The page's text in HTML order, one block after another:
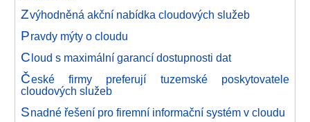
Zvýhodněná akční nabídka cloudových služeb
Pravdy mýty o cloudu
Cloud s maximální garancí dostupnosti dat
České firmy preferují tuzemské poskytovatele
cloudových služeb
Snadné řešení pro firemní informační systém v cloudu